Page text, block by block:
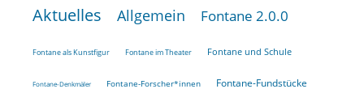
Aktuelles Allgemein Fontane 2.0.0
Fontane als Kunstfigur Fontane im Theater Fontane und Schule
Fontane-Denkmäler Fontane-Forscher*innen Fontane-Fundstücke